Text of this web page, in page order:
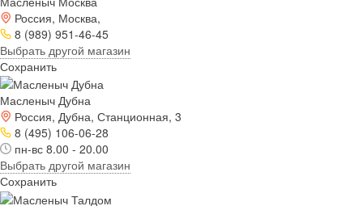
Россия, Москва,
8 (989) 951-46-45
Выбрать другой магазин
Сохранить
Масленыч Дубна
Россия, Дубна, Станционная, 3
8 (495) 106-06-28
пн-вс 8.00 - 20.00
Выбрать другой магазин
Сохранить